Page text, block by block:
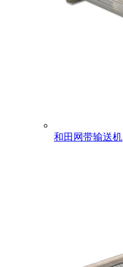
和田网带输送机